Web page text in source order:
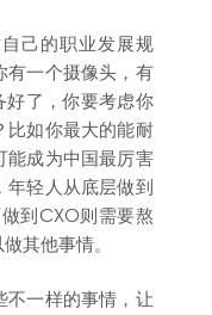
己的职业发展规
有一个摄像头，有
好了，你要考虑你
比如你最大的能耐
能成为中国最厉害
年轻人从底层做到
到CXO则需要熬
其他事情。
不一样的事情，让